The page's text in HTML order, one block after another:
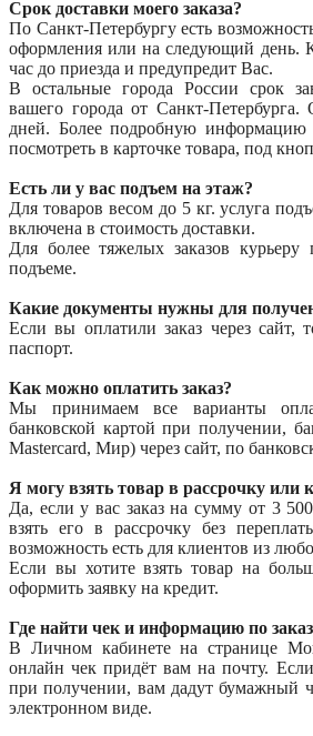
Срок доставки моего заказа?
По Санкт-Петербургу есть
оформления или на следующий день.
час до приезда и предупредит Вас.
В остальные города России срок
вашего города от Санкт-
дней. Более подробную
посмотреть в карточке товара, под
Есть ли у вас подъем на этаж?
Для товаров весом до 5 кг. услуга
включена в стоимость доставки.
Для более тяжелых заказов курьеру
подъеме.
Какие документы нужны для
Если вы оплатили заказ через сайт,
паспорт.
Как можно оплатить заказ?
Мы принимаем все варианты
банковской картой при получении,
Mastercard, Мир) через сайт, по
Я могу взять товар в рассрочку или
Да, если у вас заказ на сумму от 3
взять его в рассрочку без
возможность есть для клиентов из
Если вы хотите взять товар на
оформить заявку на кредит.
Где найти чек и информацию по
В Личном кабинете на странице
онлайн чек придёт вам на почту.
при получении, вам дадут бумажный
электронном виде.